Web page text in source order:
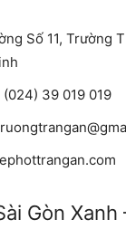
Số 11, Trường
(024) 39 019 019
Gòn